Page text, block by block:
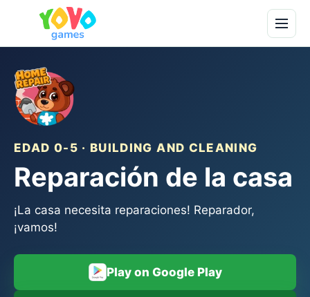
EDAD 0-5 · BUILDING AND CLEANING
Reparación de la casa
¡La casa necesita reparaciones! Reparador,
¡vamos!
Play on Google Play